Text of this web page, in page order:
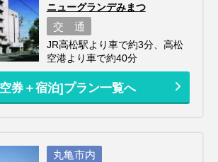
ニューグランデみまつ
交 通
JR高松駅より車で約3分、高松
空港より車で約40分
券＋宿泊]プラン一覧へ
丸亀市内